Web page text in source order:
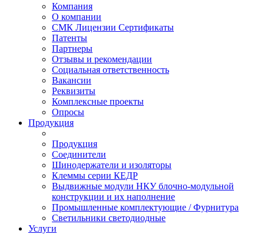
Компания
О компании
СМК Лицензии Сертификаты
Патенты
Партнеры
Отзывы и рекомендации
Социальная ответственность
Вакансии
Реквизиты
Комплексные проекты
Опросы
Продукция
Продукция
Соединители
Шинодержатели и изоляторы
Клеммы серии КЕДР
Выдвижные модули НКУ блочно-модульной
конструкции и их наполнение
Промышленные комплектующие / Фурнитура
Светильники светодиодные
Услуги